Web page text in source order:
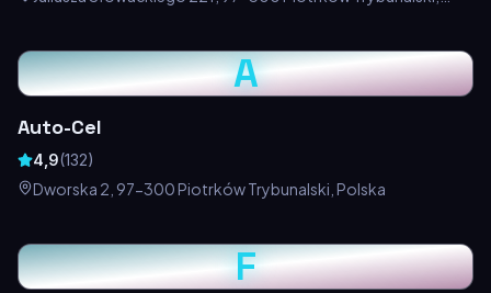
A
Auto-Cel
4,9(132)
Dworska 2, 97-300 Piotrków Trybunalski, Polska
F